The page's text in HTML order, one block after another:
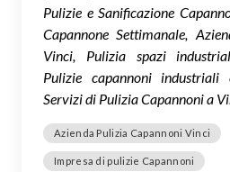
Pulizie e Sanificazione
Capannone Settimanale,
Vinci, Pulizia spazi
Pulizie capannoni
Servizi di Pulizia Capannoni a
Azienda Pulizia Capannoni Vinci
Impresa di pulizie Capannoni